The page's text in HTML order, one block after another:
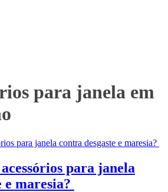
e esquadrias
para janela em
para janela
e maresia?